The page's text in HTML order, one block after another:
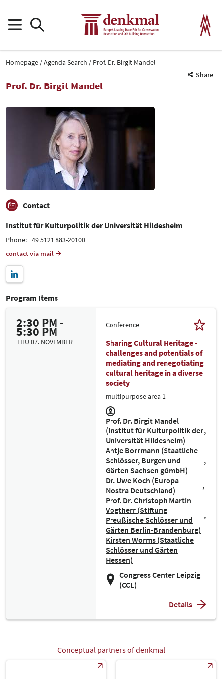
Homepage Agenda Search
Prof. Dr. Birgit Mandel
Share
Prof. Dr. Birgit Mandel
Contact
Institut für Kulturpolitik der Universität Hildesheim
Phone: +49 5121 883-20100
contact via mail
Program Items
2:30 PM -
5:30 PM
THU 07. NOVEMBER
Conference
Sharing Cultural Heritage -
challenges and potentials of
mediating and renegotiating
cultural heritage in a diverse
society
multipurpose area 1
Prof. Dr. Birgit Mandel
(Institut für Kulturpolitik der
Universität Hildesheim)
Antje Borrmann (Staatliche
Schlösser, Burgen und
Gärten Sachsen gGmbH)
Dr. Uwe Koch (Europa
Nostra Deutschland)
Prof. Dr. Christoph Martin
Vogtherr (Stiftung
Preußische Schlösser und
Gärten Berlin-Brandenburg)
Kirsten Worms (Staatliche
Schlösser und Gärten
Hessen)
Congress Center Leipzig
(CCL)
Details
Conceptual partners of denkmal